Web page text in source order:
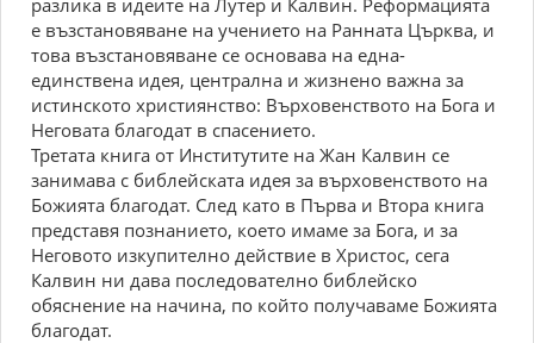
разлика в идеите на Лутер и Калвин. Реформацията
е възстановяване на учението на Ранната Църква, и
това възстановяване се основава на една-
единствена идея, централна и жизнено важна за
истинското християнство: Върховенството на Бога и
Неговата благодат в спасението.
Третата книга от Институтите на Жан Калвин се
занимава с библейската идея за върховенството на
Божията благодат. След като в Първа и Втора книга
представя познанието, което имаме за Бога, и за
Неговото изкупително действие в Христос, сега
Калвин ни дава последователно библейско
обяснение на начина, по който получаваме Божията
благодат.